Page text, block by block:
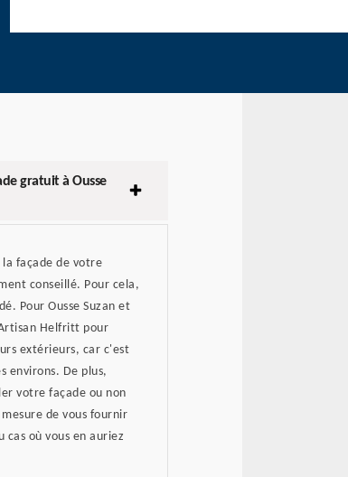
gratuit à Ousse
la façade de votre
conseillé. Pour cela,
Pour Ousse Suzan et
Helfritt pour
extérieurs, car c'est
environs. De plus,
votre façade ou non
de vous fournir
où vous en auriez